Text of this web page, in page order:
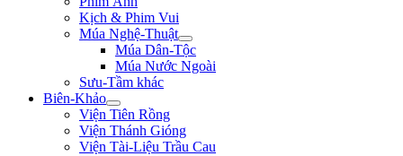
Kịch & Phim Vui
Múa Nghệ-Thuật
Múa Dân-Tộc
Múa Nước Ngoài
Sưu-Tầm khác
Biên-Khảo
Viện Tiên Rồng
Viện Thánh Gióng
Viện Tài-Liệu Trầu Cau